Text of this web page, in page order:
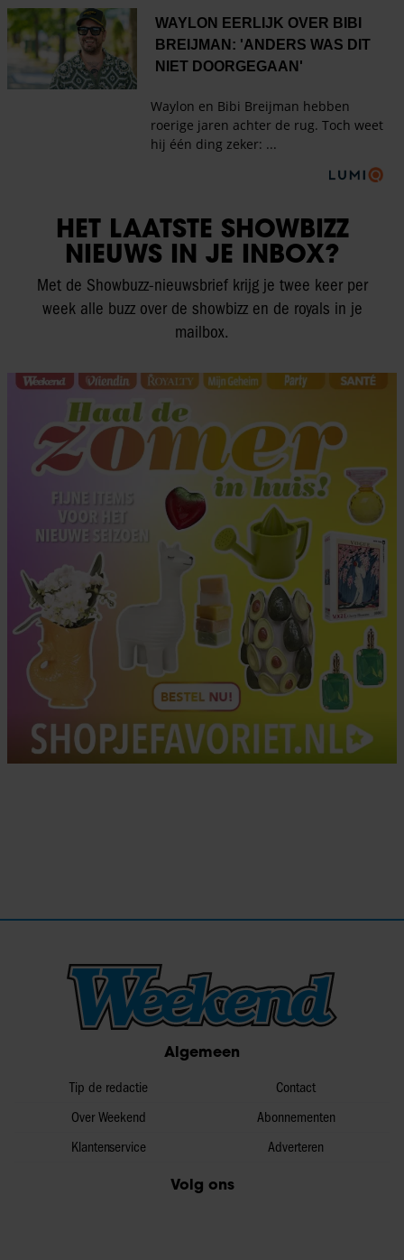
HET LAATSTE SHOWBIZZ
NIEUWS IN JE INBOX?
Met de Showbuzz-nieuwsbrief krijg je twee keer per
week alle buzz over de showbizz en de royals in je
mailbox.
Algemeen
Tip de redactie
Over Weekend
Klantenservice
Contact
Abonnementen
Adverteren
Volg ons